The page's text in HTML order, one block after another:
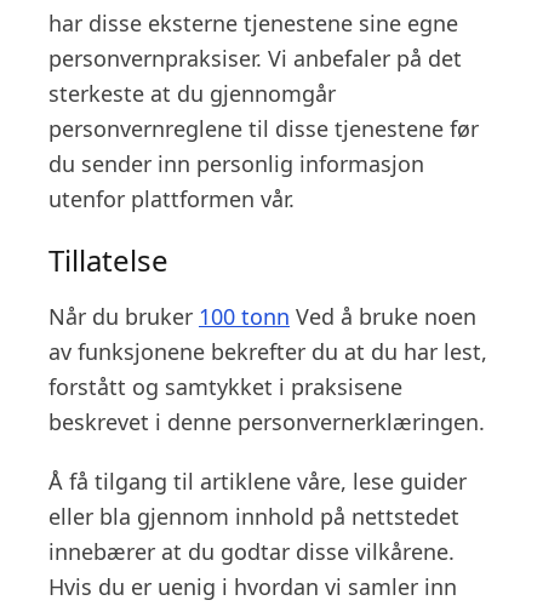
har disse eksterne tjenestene sine egne
personvernpraksiser. Vi anbefaler på det
sterkeste at du gjennomgår
personvernreglene til disse tjenestene før
du sender inn personlig informasjon
utenfor plattformen vår.
Tillatelse
Når du bruker 100 tonn Ved å bruke noen
av funksjonene bekrefter du at du har lest,
forstått og samtykket i praksisene
beskrevet i denne personvernerklæringen.
Å få tilgang til artiklene våre, lese guider
eller bla gjennom innhold på nettstedet
innebærer at du godtar disse vilkårene.
Hvis du er uenig i hvordan vi samler inn